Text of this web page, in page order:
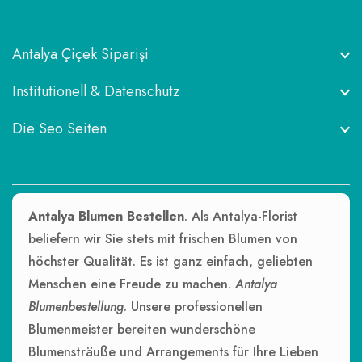
Antalya Çiçek Siparişi
Institutionell & Datenschutz
Die Seo Seiten
Antalya Blumen Bestellen. Als Antalya-Florist
beliefern wir Sie stets mit frischen Blumen von
höchster Qualität. Es ist ganz einfach, geliebten
Menschen eine Freude zu machen.Antalya
Blumenbestellung. Unsere professionellen
Blumenmeister bereiten wunderschöne
Blumensträuße und Arrangements für Ihre Lieben